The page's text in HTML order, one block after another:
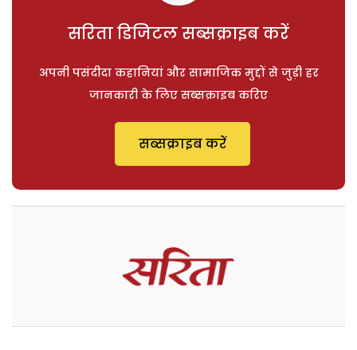
सरिता डिजिटल सब्सक्राइब करें
अपनी पसंदीदा कहानियां और सामाजिक मुद्दों से जुड़ी हर
जानकारी के लिए सब्सक्राइब करिए
सब्सक्राइब करें